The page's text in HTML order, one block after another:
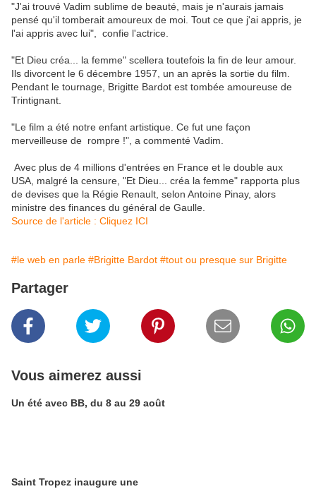
"J'ai trouvé Vadim sublime de beauté, mais je n'aurais jamais
pensé qu'il tomberait amoureux de moi. Tout ce que j'ai appris, je
l'ai appris avec lui", confie l'actrice.
"Et Dieu créa... la femme" scellera toutefois la fin de leur amour.
Ils divorcent le 6 décembre 1957, un an après la sortie du film.
Pendant le tournage, Brigitte Bardot est tombée amoureuse de
Trintignant.
"Le film a été notre enfant artistique. Ce fut une façon
merveilleuse de rompre !", a commenté Vadim.
Avec plus de 4 millions d'entrées en France et le double aux
USA, malgré la censure, "Et Dieu... créa la femme" rapporta plus
de devises que la Régie Renault, selon Antoine Pinay, alors
ministre des finances du général de Gaulle.
Source de l'article : Cliquez ICI
#le web en parle #Brigitte Bardot #tout ou presque sur Brigitte
Partager
Vous aimerez aussi
Un été avec BB, du 8 au 29 août
Saint Tropez inaugure une